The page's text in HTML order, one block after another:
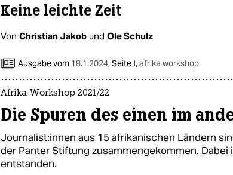
epaper login
Keine leichte Zeit
Von Christian Jakob und Ole Schulz
Ausgabe vom 18.1.2024,Seite I,afrika workshop
Afrika-Workshop 2021/22
Die Spuren des einen im
Jour­na­lis­t:in­nen aus 15 afrikanischen Ländern
der Panter Stiftung zusammengekommen. Dabei
entstanden.